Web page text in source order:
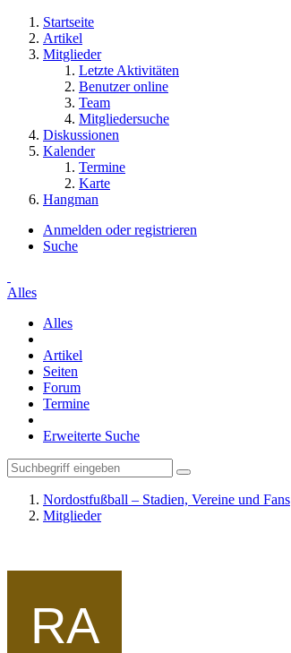
Startseite
Artikel
Mitglieder
Letzte Aktivitäten
Benutzer online
Team
Mitgliedersuche
Diskussionen
Kalender
Termine
Karte
Hangman
Anmelden oder registrieren
Suche
Alles
Alles
Artikel
Seiten
Forum
Termine
Erweiterte Suche
Nordostfußball – Stadien, Vereine und Fans
Mitglieder